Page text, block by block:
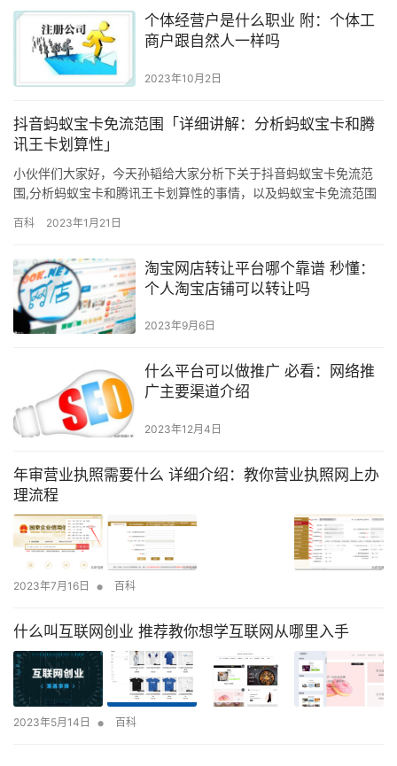
个体经营户是什么职业 附：个体工
商户跟自然人一样吗
2023年10月2日
抖音蚂蚁宝卡免流范围「详细讲解：分析蚂蚁宝卡和腾
讯王卡划算性」
小伙伴们大家好，今天孙韬给大家分析下关于抖音蚂蚁宝卡免流范
围,分析蚂蚁宝卡和腾讯王卡划算性的事情，以及蚂蚁宝卡免流范围
这篇文章阅读完相信你会有一定的收获哦！ 如果您是以上APP的专
卡、蚂蚁宝卡、钉钉宝卡)，在原有24款免流应用基础上自动新…
百科 2023年1月21日
淘宝网店转让平台哪个靠谱 秒懂：
个人淘宝店铺可以转让吗
2023年9月6日
什么平台可以做推广 必看：网络推
广主要渠道介绍
2023年12月4日
年审营业执照需要什么 详细介绍：教你营业执照网上办
理流程
2023年7月16日 • 百科
什么叫互联网创业 推荐教你想学互联网从哪里入手
2023年5月14日 • 百科